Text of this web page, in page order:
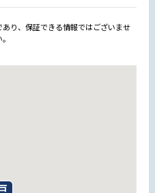
り、保証できる情報ではございませ